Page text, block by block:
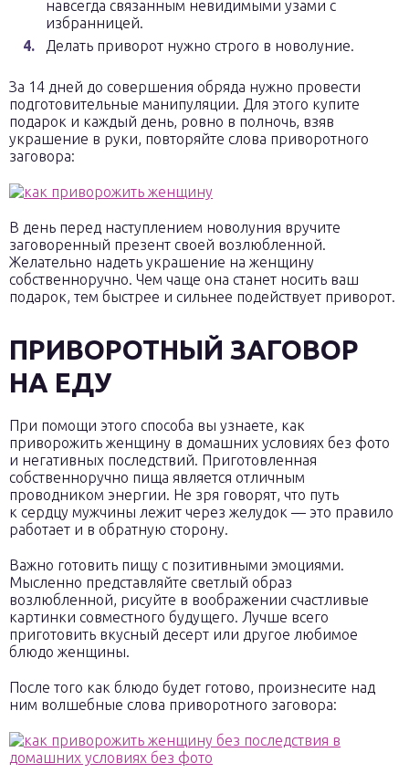
навсегда связанным невидимыми узами с
избранницей.
Делать приворот нужно строго в новолуние.
За 14 дней до совершения обряда нужно провести
подготовительные манипуляции. Для этого купите
подарок и каждый день, ровно в полночь, взяв
украшение в руки, повторяйте слова приворотного
заговора:
В день перед наступлением новолуния вручите
заговоренный презент своей возлюбленной.
Желательно надеть украшение на женщину
собственноручно. Чем чаще она станет носить ваш
подарок, тем быстрее и сильнее подействует приворот.
ПРИВОРОТНЫЙ ЗАГОВОР
НА ЕДУ
При помощи этого способа вы узнаете, как
приворожить женщину в домашних условиях без фото
и негативных последствий. Приготовленная
собственноручно пища является отличным
проводником энергии. Не зря говорят, что путь
к сердцу мужчины лежит через желудок — это правило
работает и в обратную сторону.
Важно готовить пищу с позитивными эмоциями.
Мысленно представляйте светлый образ
возлюбленной, рисуйте в воображении счастливые
картинки совместного будущего. Лучше всего
приготовить вкусный десерт или другое любимое
блюдо женщины.
После того как блюдо будет готово, произнесите над
ним волшебные слова приворотного заговора: